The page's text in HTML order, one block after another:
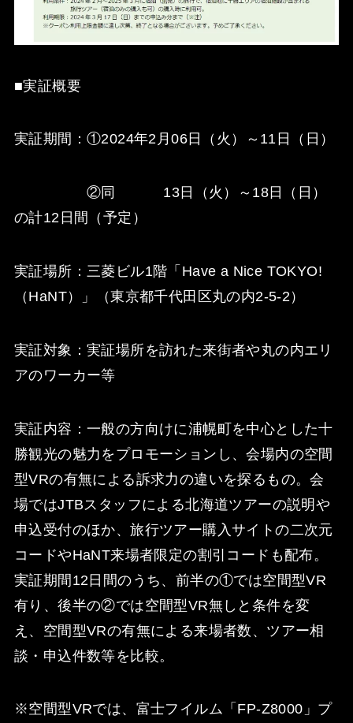
■実証概要
実証期間：①2024年2月06日（火）～11日（日）
②同 13日（火）～18日（日）
の計12日間（予定）
実証場所：三菱ビル1階「Have a Nice TOKYO!
（HaNT）」（東京都千代田区丸の内2-5-2）
実証対象：実証場所を訪れた来街者や丸の内エリ
アのワーカー等
実証内容：一般の方向けに浦幌町を中心とした十
勝観光の魅力をプロモーションし、会場内の空間
型VRの有無による訴求力の違いを探るもの。会
場ではJTBスタッフによる北海道ツアーの説明や
申込受付のほか、旅行ツアー購入サイトの二次元
コードやHaNT来場者限定の割引コードも配布。
実証期間12日間のうち、前半の①では空間型VR
有り、後半の②では空間型VR無しと条件を変
え、空間型VRの有無による来場者数、ツアー相
談・申込件数等を比較。
※空間型VRでは、富士フイルム「FP-Z8000」プ